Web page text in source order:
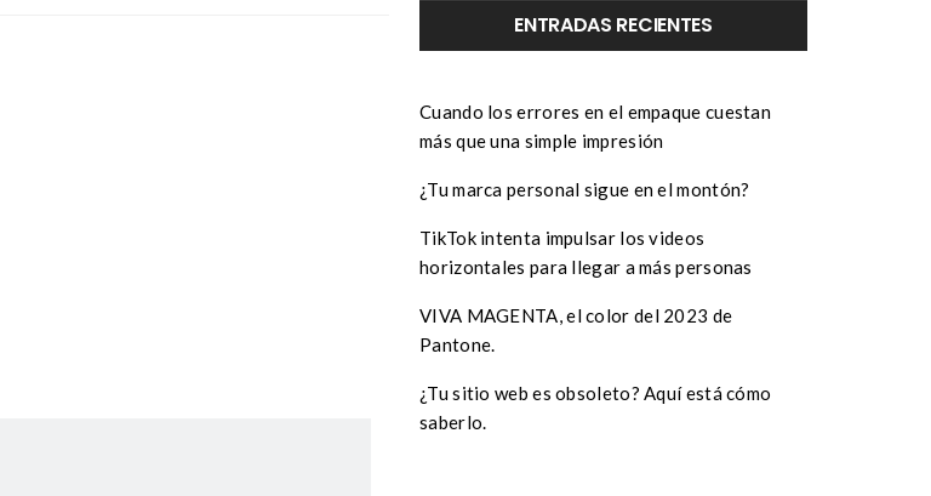
ENTRADAS RECIENTES
Cuando los errores en el empaque cuestan
más que una simple impresión
¿Tu marca personal sigue en el montón?
TikTok intenta impulsar los videos
horizontales para llegar a más personas
VIVA MAGENTA, el color del 2023 de
Pantone.
¿Tu sitio web es obsoleto? Aquí está cómo
saberlo.